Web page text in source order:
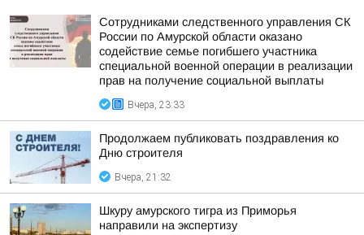
Сотрудниками следственного управления СК
России по Амурской области оказано
содействие семье погибшего участника
специальной военной операции в реализации
прав на получение социальной выплаты
Вчера, 23:33
Продолжаем публиковать поздравления ко
Дню строителя
Вчера, 21:32
Шкуру амурского тигра из Приморья
направили на экспертизу